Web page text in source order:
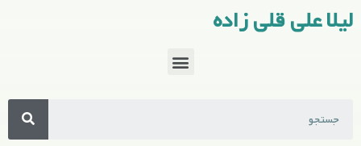
لیلا علی قلی زاده